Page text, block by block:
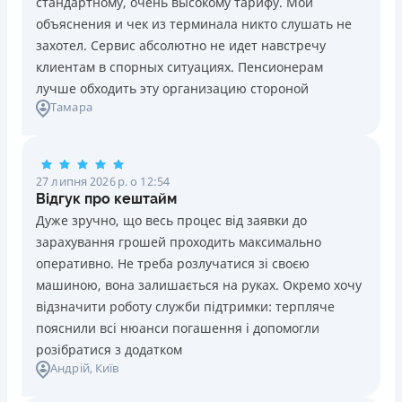
Ліцензія НБУ №10
Вся інформація про кредит
Знижена процентна ставка 0,01% в день для нових
клієнтів на період від 3 до 30 днів (після цього діє
стандартна ставка 1%)
Запитуються лише дані паспорта, ІПН, номер
банківської картки й телефону
Оформляються кредити онлайн 24/7. Розглядаються
кредитною історією
Переказуються гроші на банківську картку відразу
після підписання електронного договору про надання
кредиту
Даруються знижки до -99% постійним клієнтам на
майбутні кредити згідно з програмою лояльності
Програма лояльності для постійних клієнтів
Цілодобова підтримка в Viber, Telegram, Facebook
Недоліки
Нема кредиту для юросіб (ФОП)
объяснения и чек из терминала никто слушать не
захотел. Сервис абсолютно не идет навстречу
клиентам в спорных ситуациях. Пенсионерам
лучше обходить эту организацию стороной
Тамара
27 липня 2026 р. о 12:54
Відгук про кештайм
Дуже зручно, що весь процес від заявки до
зарахування грошей проходить максимально
оперативно. Не треба розлучатися зі своєю
машиною, вона залишається на руках. Окремо хочу
відзначити роботу служби підтримки: терпляче
пояснили всі нюанси погашення і допомогли
розібратися з додатком
Андрій, Київ